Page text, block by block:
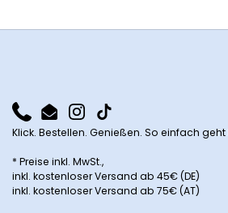
PhoneEmail Instagram
TikTok
Klick. Bestellen. Genießen. So einfach
* Preise inkl. MwSt.,
inkl. kostenloser Versand ab 45€ (DE)
inkl. kostenloser Versand ab 75€ (AT)